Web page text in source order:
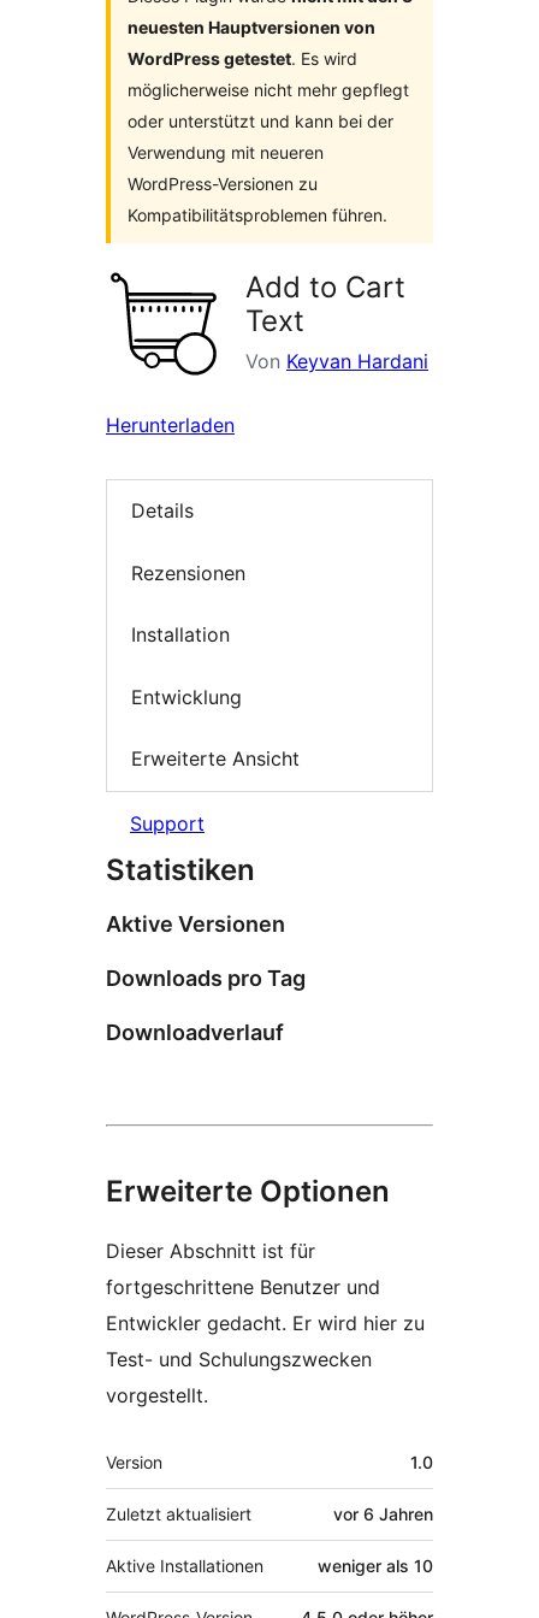
neuesten Hauptversionen von
WordPress getestet. Es wird
möglicherweise nicht mehr gepflegt
oder unterstützt und kann bei der
Verwendung mit neueren
WordPress-Versionen zu
Kompatibilitätsproblemen führen.
Add to Cart
Text
Von Keyvan Hardani
Herunterladen
Details
Rezensionen
Installation
Entwicklung
Erweiterte Ansicht
Support
Statistiken
Aktive Versionen
Downloads pro Tag
Downloadverlauf
Erweiterte Optionen
Dieser Abschnitt ist für
fortgeschrittene Benutzer und
Entwickler gedacht. Er wird hier zu
Test- und Schulungszwecken
vorgestellt.
Meta
Version 1.0
Zuletzt aktualisiert vor 6 Jahren
Aktive Installationen weniger als 10